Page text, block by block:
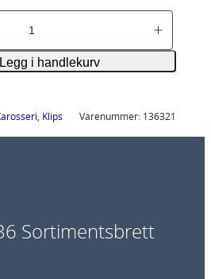
Legg i handlekurv
, Klips Varenummer: 136321
Sortimentsbrett